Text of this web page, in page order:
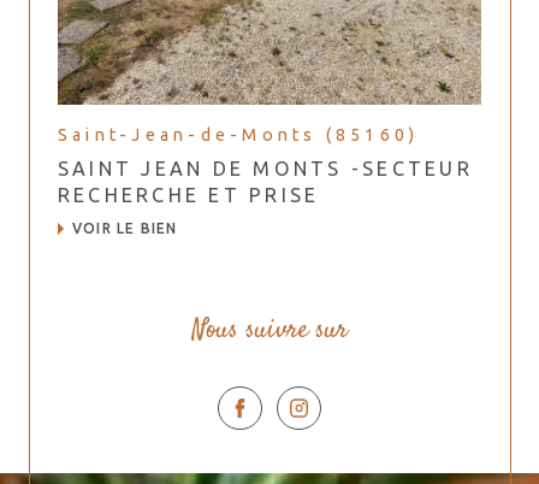
Saint-Jean-de-Monts (85160)
SAINT JEAN DE MONTS -SECTEUR
RECHERCHE ET PRISE
VOIR LE BIEN
Nous suivre sur